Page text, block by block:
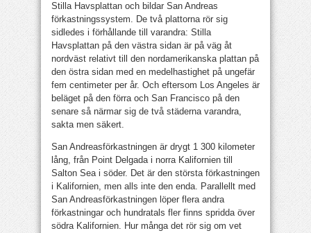
Stilla Havsplattan och bildar San Andreas
förkastningssystem. De två plattorna rör sig
sidledes i förhållande till varandra: Stilla
Havsplattan på den västra sidan är på väg åt
nordväst relativt till den nordamerikanska plattan på
den östra sidan med en medelhastighet på ungefär
fem centimeter per år. Och eftersom Los Angeles är
beläget på den förra och San Francisco på den
senare så närmar sig de två städerna varandra,
sakta men säkert.
San Andreasförkastningen är drygt 1 300 kilometer
lång, från Point Delgada i norra Kalifornien till
Salton Sea i söder. Det är den största förkastningen
i Kalifornien, men alls inte den enda. Parallellt med
San Andreasförkastningen löper flera andra
förkastningar och hundratals fler finns spridda över
södra Kalifornien. Hur många det rör sig om vet